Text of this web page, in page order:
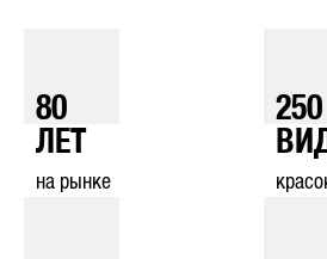
80
ЛЕТ
на рынке
250